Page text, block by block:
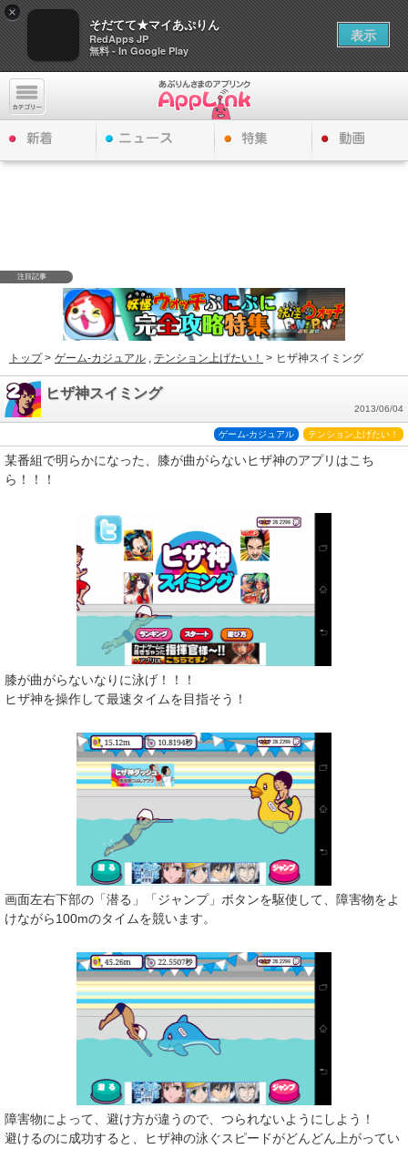
×
そだてて★マイあぷりん
RedApps JP
無料 - In Google Play
表示
注目記事
トップ> ゲーム-カジュアル , テンション上げたい！ > ヒザ神スイミング
ヒザ神スイミング
2013/06/04
テンション上げたい！
ゲーム-カジュアル
某番組で明らかになった、膝が曲がらないヒザ神のアプリはこち
ら！！！
膝が曲がらないなりに泳げ！！！
ヒザ神を操作して最速タイムを目指そう！
画面左右下部の「潜る」「ジャンプ」ボタンを駆使して、障害物をよ
けながら100mのタイムを競います。
障害物によって、避け方が違うので、つられないようにしよう！
避けるのに成功すると、ヒザ神の泳ぐスピードがどんどん上がってい